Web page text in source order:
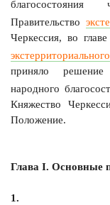
благосостояния
Правительство
Черкессия, во
экстерриториального
приняло
народного
Княжество
Положение.
Глава I. Основные
1.